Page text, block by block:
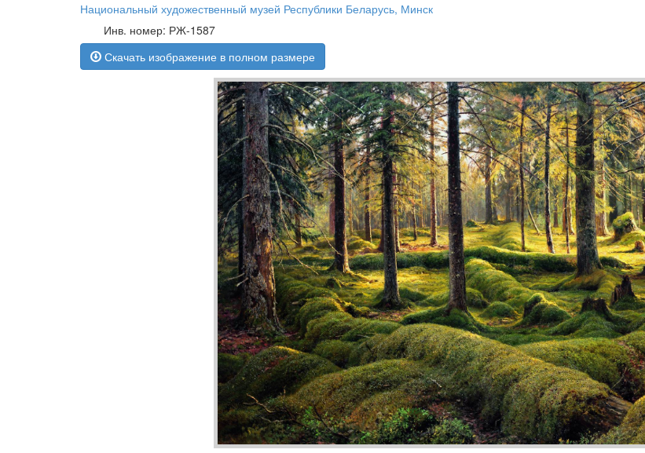
Национальный художественный музей Республики Беларусь, Минск
Инв. номер: РЖ-1587
Скачать изображение в полном размере